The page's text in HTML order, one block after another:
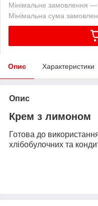
Мінімальне замовлення —
Мінімальна сума
Опис Характеристики
Опис
Крем з лимоном
Готова до
хлібобулочних та